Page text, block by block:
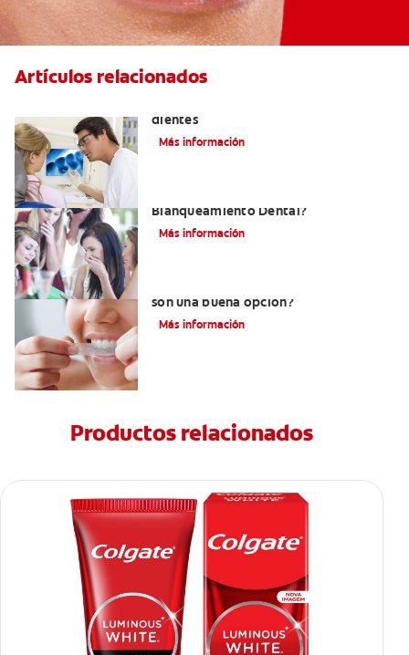
Artículos relacionados
dientes
Más información
Blanqueamiento Dental?
Más información
son una buena opción?
Más información
Productos relacionados